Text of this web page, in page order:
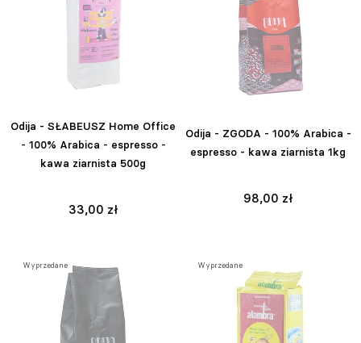
Odija - SŁABEUSZ Home Office
- 100% Arabica - espresso -
kawa ziarnista 500g
33,00 zł
Odija - ZGODA - 100% Arabica -
espresso - kawa ziarnista 1kg
98,00 zł
Wyprzedane Wyprzedane